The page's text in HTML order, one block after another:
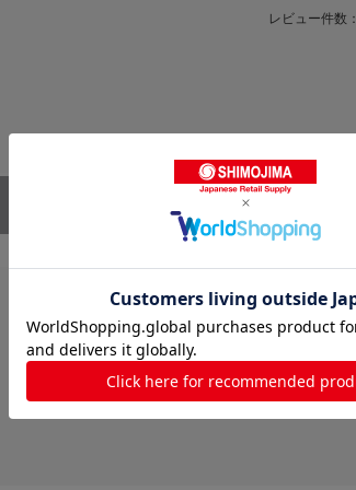
レビュー件数：
レビューはありません。